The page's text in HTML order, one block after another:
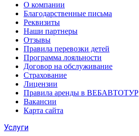
О компании
Благодарственные письма
Реквизиты
Наши партнеры
Отзывы
Правила перевозки детей
Программа лояльности
Договор на обслуживание
Страхование
Лицензии
Правила аренды в ВЕБАВТОТУР
Вакансии
Карта сайта
Услуги